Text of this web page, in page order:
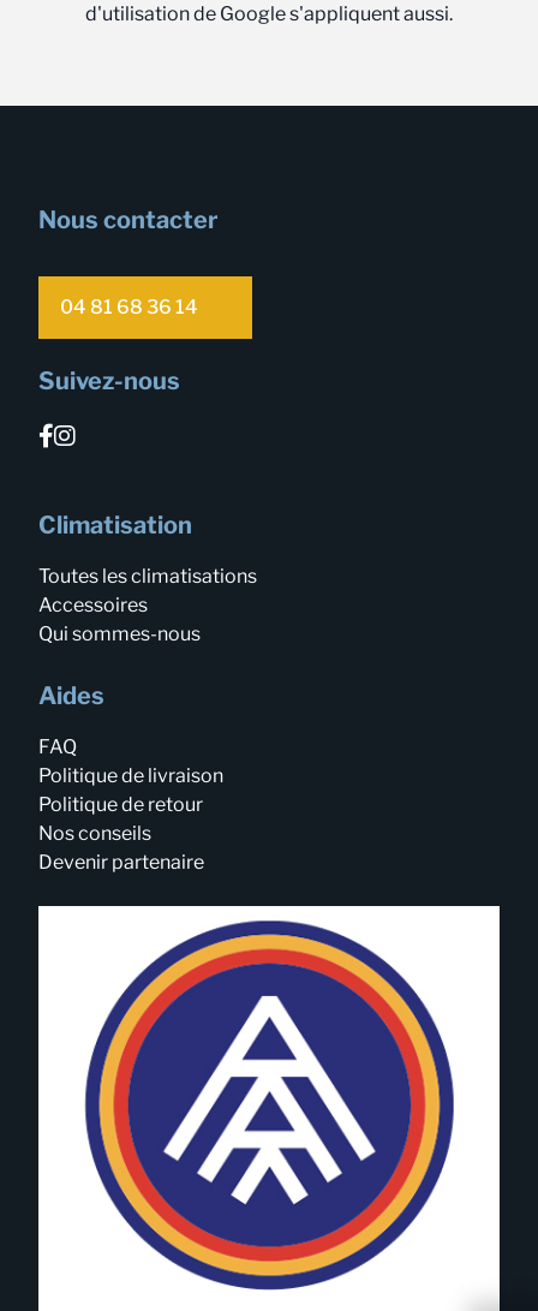
d'utilisation de Google s'appliquent aussi.
Nous contacter
04 81 68 36 14
Suivez-nous
Climatisation
Toutes les climatisations
Accessoires
Qui sommes-nous
Aides
FAQ
Politique de livraison
Politique de retour
Nos conseils
Devenir partenaire